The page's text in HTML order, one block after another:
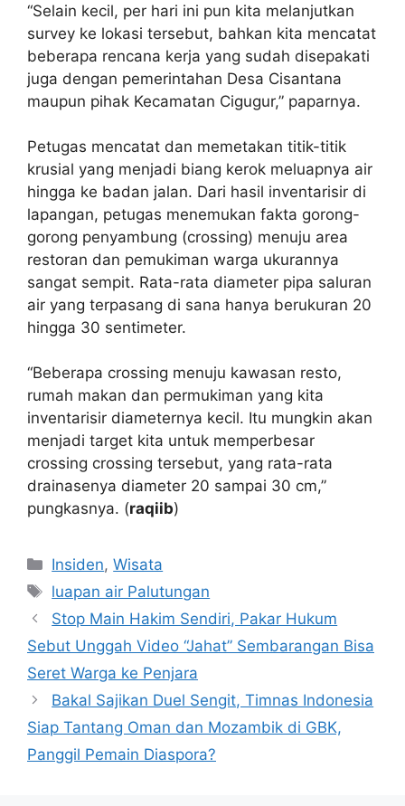
“Selain kecil, per hari ini pun kita melanjutkan
survey ke lokasi tersebut, bahkan kita mencatat
beberapa rencana kerja yang sudah disepakati
juga dengan pemerintahan Desa Cisantana
maupun pihak Kecamatan Cigugur,” paparnya.
Petugas mencatat dan memetakan titik-titik
krusial yang menjadi biang kerok meluapnya air
hingga ke badan jalan. Dari hasil inventarisir di
lapangan, petugas menemukan fakta gorong-
gorong penyambung (crossing) menuju area
restoran dan pemukiman warga ukurannya
sangat sempit. Rata-rata diameter pipa saluran
air yang terpasang di sana hanya berukuran 20
hingga 30 sentimeter.
“Beberapa crossing menuju kawasan resto,
rumah makan dan permukiman yang kita
inventarisir diameternya kecil. Itu mungkin akan
menjadi target kita untuk memperbesar
crossing crossing tersebut, yang rata-rata
drainasenya diameter 20 sampai 30 cm,”
pungkasnya. (raqiib)
Kategori
Insiden,Wisata
Tag
luapan air Palutungan
Stop Main Hakim Sendiri, Pakar Hukum
Sebut Unggah Video “Jahat” Sembarangan Bisa
Seret Warga ke Penjara
Bakal Sajikan Duel Sengit, Timnas Indonesia
Siap Tantang Oman dan Mozambik di GBK,
Panggil Pemain Diaspora?